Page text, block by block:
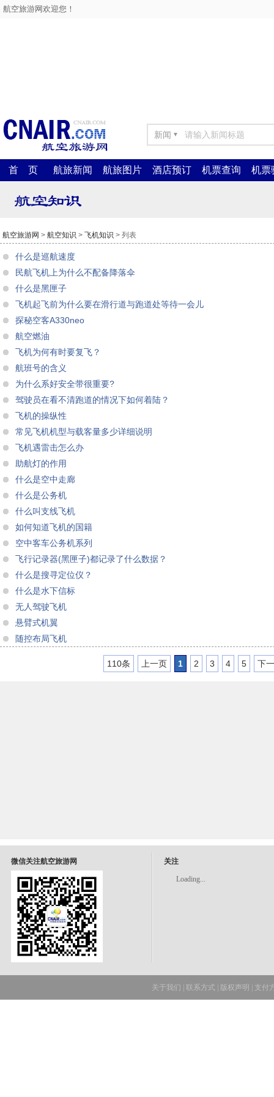
航空旅游网欢迎您！
新闻 ▼
首 页 航旅新闻 航旅图片 酒店预订 机票查询 机票
航空旅游网 > 航空知识 > 飞机知识 > 列表
什么是巡航速度
民航飞机上为什么不配备降落伞
什么是黑匣子
飞机起飞前为什么要在滑行道与跑道处等待一会儿
探秘空客A330neo
航空燃油
飞机为何有时要复飞？
航班号的含义
为什么系好安全带很重要?
驾驶员在看不清跑道的情况下如何着陆？
飞机的操纵性
常见飞机机型与载客量多少详细说明
飞机遇雷击怎么办
助航灯的作用
什么是空中走廊
什么是公务机
什么叫支线飞机
如何知道飞机的国籍
空中客车公务机系列
飞行记录器(黑匣子)都记录了什么数据？
什么是搜寻定位仪？
什么是水下信标
无人驾驶飞机
悬臂式机翼
随控布局飞机
110条 上一页 1 2 3 4 5 下
微信关注航空旅游网 关注
Loading...
关于我们 联系方式 版权声明 支付